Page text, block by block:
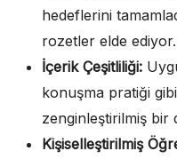
hedeflerini
rozetler elde ediyor.
İçerik Çeşitliliği:
konuşma pratiği
zenginleştirilmiş bir
Kişiselleştirilmiş